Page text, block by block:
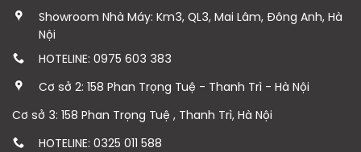
Showroom Nhà Máy: Km3, QL3, Mai Lâm, Đông Anh, Hà
Nội
HOTELINE: 0975 603 383
Cơ sở 2: 158 Phan Trọng Tuệ - Thanh Trì - Hà Nội
Cơ sở 3: 158 Phan Trọng Tuệ , Thanh Trì, Hà Nội
HOTELINE: 0325 011 588